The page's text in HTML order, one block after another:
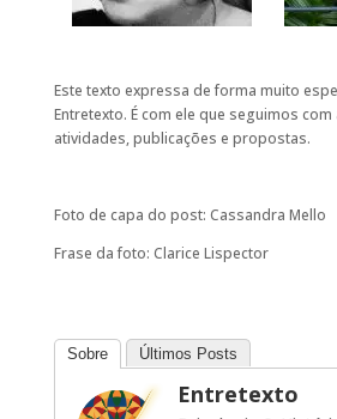
Este texto expressa de forma muito
Entretexto. É com ele que seguimos
atividades, publicações e propostas.
Foto de capa do post: Cassandra Mello
Frase da foto: Clarice Lispector
Sobre Últimos Posts
Entretexto